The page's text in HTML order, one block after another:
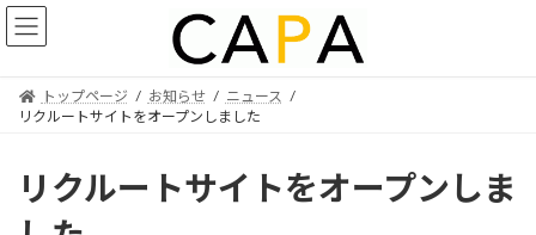
Skip
the
Skip
the
トップページ お知らせ
ニュース
リクルートサイトをオープンしました
リクルートサイトをオープンしま